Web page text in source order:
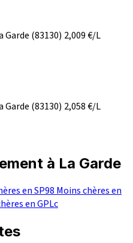
Garde (83130) 2,009€/L
Garde (83130) 2,058€/L
à La Garde
en SP98 Moins chères en
en GPLc